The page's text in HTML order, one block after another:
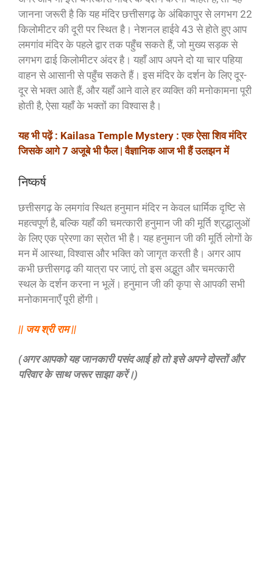
जानना जरूरी है कि यह मंदिर छत्तीसगढ़ के अंबिकापुर से लगभग 22
किलोमीटर की दूरी पर स्थित है। नेशनल हाईवे 43 से होते हुए आप
लमगांव मंदिर के पहले द्वार तक पहुँच सकते हैं, जो मुख्य सड़क से
लगभग ढाई किलोमीटर अंदर है। यहाँ आप अपने दो या चार पहिया
वाहन से आसानी से पहुँच सकते हैं। इस मंदिर के दर्शन के लिए दूर-
दूर से भक्त आते हैं, और यहाँ आने वाले हर व्यक्ति की मनोकामना पूरी
होती है, ऐसा यहाँ के भक्तों का विश्वास है।
यह भी पढ़ें : Kailasa Temple Mystery : एक ऐसा शिव मंदिर
जिसके आगे 7 अजूबे भी फैल | वैज्ञानिक आज भी हैं उलझन में
निष्कर्ष
छत्तीसगढ़ के लमगांव स्थित हनुमान मंदिर न केवल धार्मिक दृष्टि से
महत्वपूर्ण है, बल्कि यहाँ की चमत्कारी हनुमान जी की मूर्ति श्रद्धालुओं
के लिए एक प्रेरणा का स्रोत भी है। यह हनुमान जी की मूर्ति लोगों के
मन में आस्था, विश्वास और भक्ति को जागृत करती है। अगर आप
कभी छत्तीसगढ़ की यात्रा पर जाएं, तो इस अद्भुत और चमत्कारी
स्थल के दर्शन करना न भूलें। हनुमान जी की कृपा से आपकी सभी
मनोकामनाएँ पूरी होंगी।
|| जय श्री राम ||
(अगर आपको यह जानकारी पसंद आई हो तो इसे अपने दोस्तों और
परिवार के साथ जरूर साझा करें।)